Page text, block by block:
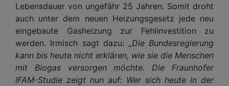
Lebensdauer von ungefähr 25 Jahren. Somit droht
auch unter dem neuen Heizungsgesetz jede neu
eingebaute Gasheizung zur Fehlinvestition zu
werden. Irmisch sagt dazu: „Die Bundesregierung
kann bis heute nicht erklären, wie sie die Menschen
mit Biogas versorgen möchte. Die Fraunhofer
IFAM-Studie zeigt nun auf: Wer sich heute in der